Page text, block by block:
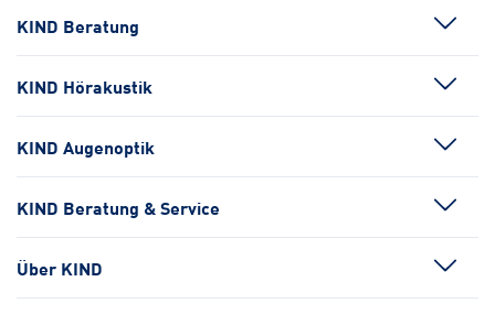
KIND Beratung
KIND Hörakustik
KIND Augenoptik
KIND Beratung & Service
Über KIND